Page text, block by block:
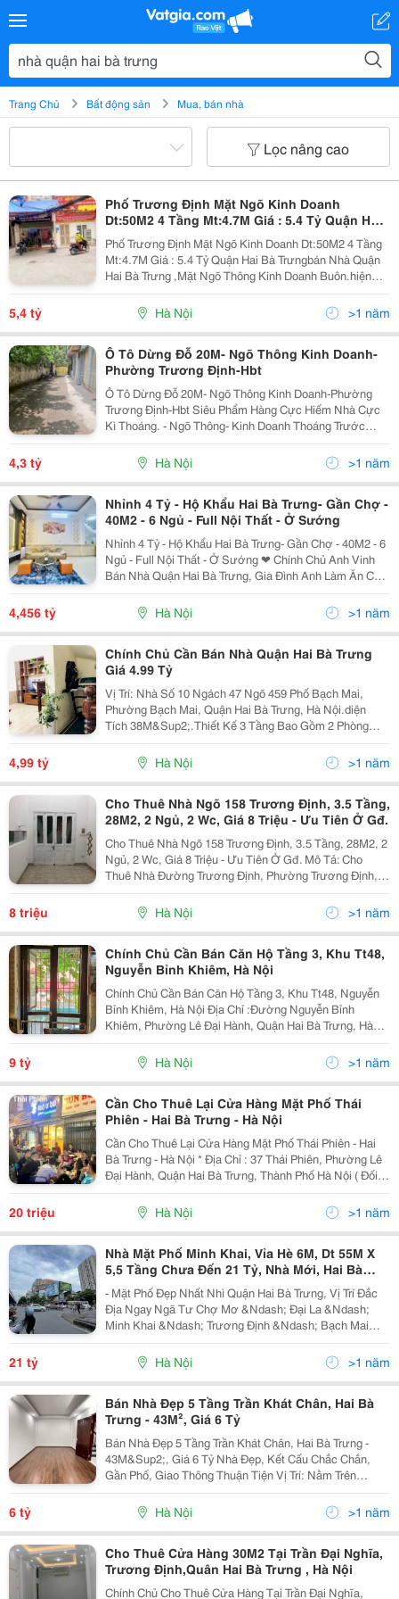
Trang Chủ Bất động sản Mua, bán nhà
Lọc nâng cao
Phố Trương Định Mặt Ngõ Kinh Doanh
Dt:50M2 4 Tầng Mt:4.7M Giá : 5.4 Tỷ Quận Hai
Bà Trưng
Phố Trương Định Mặt Ngõ Kinh Doanh Dt:50M2 4 Tầng
Mt:4.7M Giá : 5.4 Tỷ Quận Hai Bà Trưngbán Nhà Quận
Hai Bà Trưng ,Mặt Ngõ Thông Kinh Doanh Buôn.hiện
Chủ Đang Cho Thuê Kinh Doanh,Ngõ Thông, Kinh
Doanh, Nhà Gần Mặt Phố.nhà Cũ Thiết Kế 3 Tầng, 1
5,4 tỷ Hà Nội >1 năm
Ô Tô Dừng Đỗ 20M- Ngõ Thông Kinh Doanh-
Phường Trương Định-Hbt
Ô Tô Dừng Đỗ 20M- Ngõ Thông Kinh Doanh-Phường
Trương Định-Hbt Siêu Phẩm Hàng Cực Hiếm Nhà Cực
Kì Thoáng. - Ngõ Thông- Kinh Doanh Thoáng Trước
Sau, Nhà Tr Ư Ơng Định, Quận Hai Bà Trưng! Thiêt Kế 5
Tầng. T1 : Khách + Vs - Để Xe , T2: 2Pn Ngủ +Vs
4,3 tỷ Hà Nội >1 năm
Nhỉnh 4 Tỷ - Hộ Khẩu Hai Bà Trưng- Gần Chợ -
40M2 - 6 Ngủ - Full Nội Thất - Ở Sướng
Nhỉnh 4 Tỷ - Hộ Khẩu Hai Bà Trưng- Gần Chợ - 40M2 - 6
Ngủ - Full Nội Thất - Ở Sướng ❤ Chính Chủ Anh Vinh
Bán Nhà Quận Hai Bà Trưng, Gia Đình Anh Làm Ăn Có
Lộc Nên Chuyển Sang Căn Nhà To Hơn, Căn Nhà Đẹp
Và Rất Tâm Huyết Của 2 Vợ Chồng Anh Nhưng Phải...
4,456 tỷ Hà Nội >1 năm
Chính Chủ Cần Bán Nhà Quận Hai Bà Trưng
Giá 4.99 Tỷ
Vị Trí: Nhà Số 10 Ngách 47 Ngõ 459 Phố Bạch Mai,
Phường Bạch Mai, Quận Hai Bà Trưng, Hà Nội.diện
Tích 38M&Sup2;.Thiết Kế 3 Tầng Bao Gồm 2 Phòng
Ngủ, 2 Wc.nhà 2 Mặt Tiền Thoáng Mát.sân Trước Nhà
Rộng, Có Thể Chứa Được 10 Xe Máy.oto Vào Cách Ngõ
4,99 tỷ Hà Nội >1 năm
Cho Thuê Nhà Ngõ 158 Trương Định, 3.5 Tầng,
28M2, 2 Ngủ, 2 Wc, Giá 8 Triệu - Ưu Tiên Ở Gđ.
Cho Thuê Nhà Ngõ 158 Trương Định, 3.5 Tầng, 28M2, 2
Ngủ, 2 Wc, Giá 8 Triệu - Ưu Tiên Ở Gđ. Mô Tả: Cho
Thuê Nhà Đường Trương Định, Phường Trương Định,
Quận Hai Bà Trưng, Hà Nội Diện Tích Đất: 28 M&Sup2;*
3.5 Tầng 1 Lửng 2 Phòng Ngủ 2 Wc 02 Mặt...
8 triệu Hà Nội >1 năm
Chính Chủ Cần Bán Căn Hộ Tầng 3, Khu Tt48,
Nguyễn Bỉnh Khiêm, Hà Nội
Chính Chủ Cần Bán Căn Hộ Tầng 3, Khu Tt48, Nguyễn
Bỉnh Khiêm, Hà Nội Địa Chỉ :Đường Nguyễn Bỉnh
Khiêm, Phường Lê Đại Hành, Quận Hai Bà Trưng, Hà
Nội Diện Tích Gộp Của 2 Căn Số 301&Amp;302 Là
95M2 Giá Bán :9 Tỷ Kết Cấu :Căn Hộ Đôi Tầng 3, Căn
9 tỷ Hà Nội >1 năm
Cần Cho Thuê Lại Cửa Hàng Mặt Phố Thái
Phiên - Hai Bà Trưng - Hà Nội
Cần Cho Thuê Lại Cửa Hàng Mặt Phố Thái Phiên - Hai
Bà Trưng - Hà Nội * Địa Chỉ : 37 Thái Phiên, Phường Lê
Đại Hành, Quận Hai Bà Trưng, Thành Phố Hà Nội ( Đối
Diện Vincom Bà Triệu). - Diện Tích : 15M2 - Mặt Tiền
3,2M. - Cửa Hàng Ở Tầng 1 Có Gác Xếp...
20 triệu Hà Nội >1 năm
Nhà Mặt Phố Minh Khai, Vỉa Hè 6M, Dt 55M X
5,5 Tầng Chưa Đến 21 Tỷ, Nhà Mới, Hai Bà
Trưng
- Mặt Phố Đẹp Nhất Nhì Quận Hai Bà Trưng, Vị Trí Đắc
Địa Ngay Ngã Tư Chợ Mơ &Ndash; Đại La &Ndash;
Minh Khai &Ndash; Trương Định &Ndash; Bạch Mai
Kinh Doanh Sầm Uất - Vỉa Hè Rộng Như Sân Bóng,
Đoạn Đẹp Nhất Phố Minh Khai Đường Thông Hai Chiều,
21 tỷ Hà Nội >1 năm
Bán Nhà Đẹp 5 Tầng Trần Khát Chân, Hai Bà
Trưng - 43M², Giá 6 Tỷ
Bán Nhà Đẹp 5 Tầng Trần Khát Chân, Hai Bà Trưng -
43M&Sup2;, Giá 6 Tỷ Nhà Đẹp, Kết Cấu Chắc Chắn,
Gần Phố, Giao Thông Thuận Tiện Vị Trí: Nằm Trên
Đường Trần Khát Chân, Khu Vực Quy Hoạch Ổn Định,
Quận Hai Bà Trưng. Gần Phố, Gần Nhiều Trường Đại...
6 tỷ Hà Nội >1 năm
Cho Thuê Cửa Hàng 30M2 Tại Trần Đại Nghĩa,
Trương Định,Quân Hai Bà Trưng , Hà Nội
Chính Chủ Cho Thuê Cửa Hàng Tại Trần Đại Nghĩa,